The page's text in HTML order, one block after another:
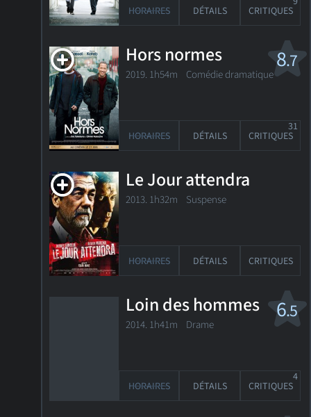
HORAIRES DÉTAILS CRITIQUES
8.7
Hors normes
2019. 1h54m Comédie dramatique
HORAIRES DÉTAILS CRITIQUES
31
Le Jour attendra
2013. 1h32m Suspense
HORAIRES DÉTAILS CRITIQUES
6.5
Loin des hommes
2014. 1h41m Drame
HORAIRES DÉTAILS CRITIQUES
4